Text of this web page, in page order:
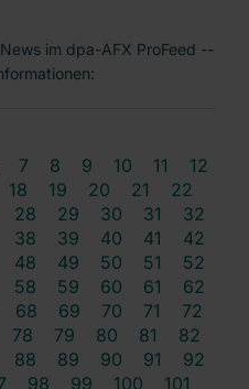
im dpa-AFX ProFeed --
7 8 9 10 11
12
18 19 20 21
22
28 29 30 31
32
38 39 40 41
42
48 49 50 51
52
58 59 60 61
62
68 69 70 71
72
78 79 80 81
82
88 89 90 91
92
98 99 100
101